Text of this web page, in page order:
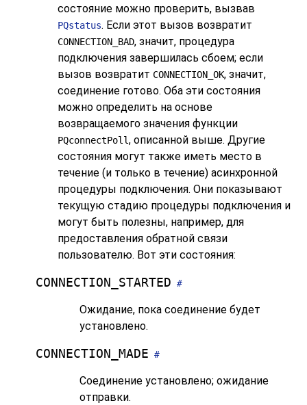
состояние можно проверить, вызвав
PQstatus. Если этот вызов возвратит
CONNECTION_BAD, значит, процедура
подключения завершилась сбоем; если
вызов возвратит CONNECTION_OK, значит,
соединение готово. Оба эти состояния
можно определить на основе
возвращаемого значения функции
PQconnectPoll, описанной выше. Другие
состояния могут также иметь место в
течение (и только в течение) асинхронной
процедуры подключения. Они показывают
текущую стадию процедуры подключения и
могут быть полезны, например, для
предоставления обратной связи
пользователю. Вот эти состояния:
CONNECTION_STARTED #
Ожидание, пока соединение будет
установлено.
CONNECTION_MADE #
Соединение установлено; ожидание
отправки.